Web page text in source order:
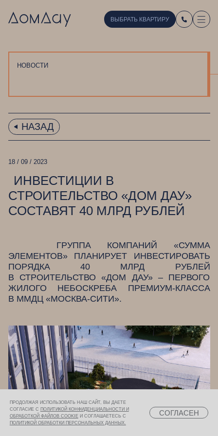
НОВОСТИ
НАЗАД
18 / 09 / 2023
ИНВЕСТИЦИИ В
СТРОИТЕЛЬСТВО «ДОМ ДАУ»
СОСТАВЯТ 40 МЛРД РУБЛЕЙ
ГРУППА КОМПАНИЙ «СУММА
ЭЛЕМЕНТОВ» ПЛАНИРУЕТ ИНВЕСТИРОВАТЬ
ПОРЯДКА 40 МЛРД РУБЛЕЙ
В СТРОИТЕЛЬСТВО «ДОМ ДАУ» – ПЕРВОГО
ЖИЛОГО НЕБОСКРЕБА ПРЕМИУМ-КЛАССА
В ММДЦ «МОСКВА-СИТИ».
ВЫБРАТЬ КВАРТИРУ
ПРОДОЛЖАЯ ИСПОЛЬЗОВАТЬ НАШ САЙТ, ВЫ ДАЕТЕ
СОГЛАСИЕ С ПОЛИТИКОЙ КОНФИДЕНЦИАЛЬНОСТИ И
ОБРАБОТКОЙ ФАЙЛОВ COOKIEИ СОГЛАШАЕТЕСЬ С
ПОЛИТИКОЙ ОБРАБОТКИ ПЕРСОНАЛЬНЫХ ДАННЫХ.
СОГЛАСЕН